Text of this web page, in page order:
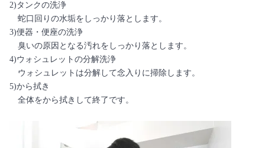
2)タンクの洗浄
蛇口回りの水垢をしっかり落とします。
3)便器・便座の洗浄
臭いの原因となる汚れをしっかり落とします。
4)ウォシュレットの分解洗浄
ウォシュレットは分解して念入りに掃除します。
5)から拭き
全体をから拭きして終了です。